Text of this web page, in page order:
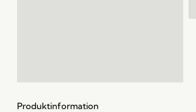
Produktinformation